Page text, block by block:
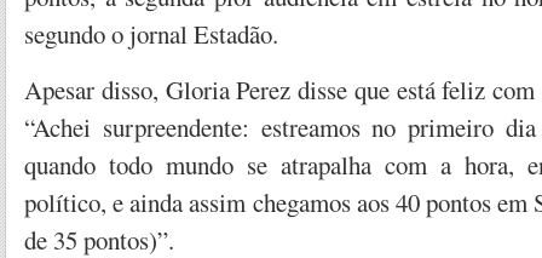
segundo o jornal Estadão.
Apesar disso, Gloria Perez disse que está feliz
“Achei surpreendente: estreamos no primeiro
quando todo mundo se atrapalha com a hora,
político, e ainda assim chegamos aos 40 pontos em
de 35 pontos)”.